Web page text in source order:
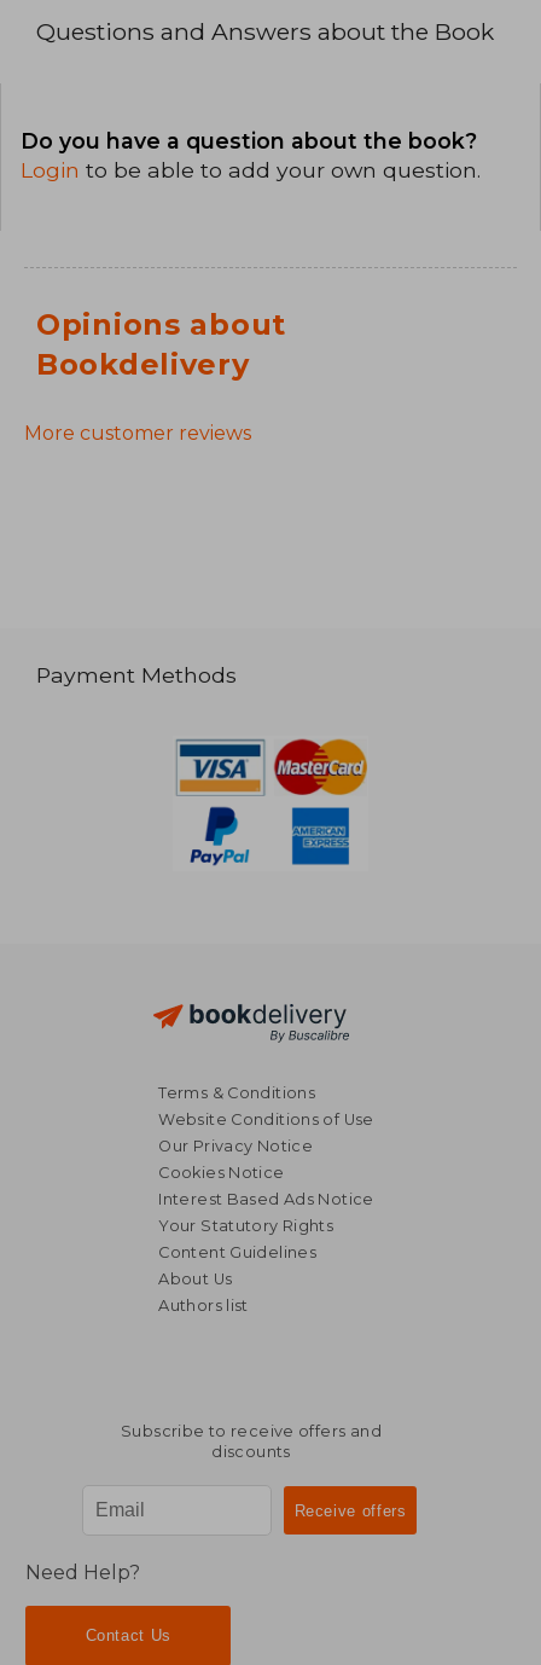
Questions and Answers about the Book
Do you have a question about the book?
Login to be able to add your own question.
Opinions about
Bookdelivery
More customer reviews
Payment Methods
Terms & Conditions
Website Conditions of Use
Our Privacy Notice
Cookies Notice
Interest Based Ads Notice
Your Statutory Rights
Content Guidelines
About Us
Authors list
Subscribe to receive offers and
discounts
Need Help?
Contact Us